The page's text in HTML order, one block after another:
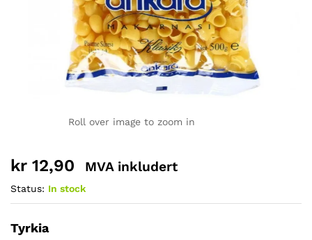
Roll over image to zoom in
kr 12,90 MVA inkludert
Status: In stock
Tyrkia